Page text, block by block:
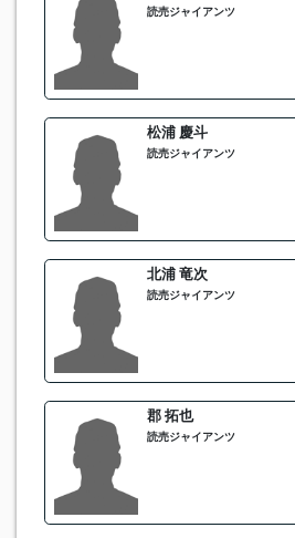
読売ジャイアンツ
松浦 慶斗
読売ジャイアンツ
北浦 竜次
読売ジャイアンツ
郡 拓也
読売ジャイアンツ